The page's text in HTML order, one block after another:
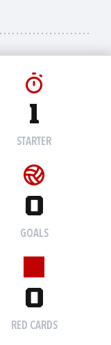
1
STARTER
0
GOALS
0
RED CARDS